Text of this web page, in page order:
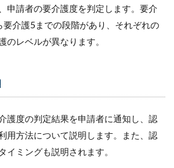
申請者の要介護度を判定します。要介
介護5までの段階があり、それぞれの
のレベルが異なります。
護度の判定結果を申請者に通知し、認
用方法について説明します。また、認
イミングも説明されます。